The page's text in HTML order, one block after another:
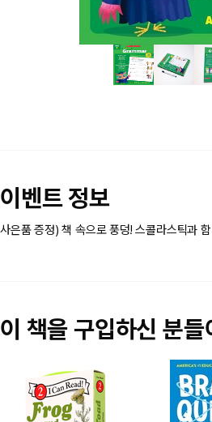
이벤트 정보
사은품 증정) 책 속으로 풍덩! 스콜라스틱과
이 책을 구입하신 분들